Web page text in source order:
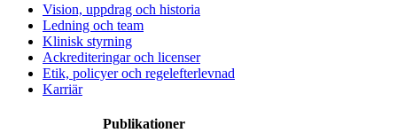
Vision, uppdrag och historia
Ledning och team
Klinisk styrning
Ackrediteringar och licenser
Etik, policyer och regelefterlevnad
Karriär
Publikationer